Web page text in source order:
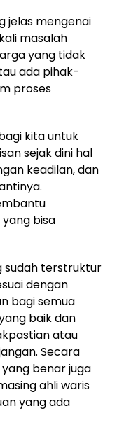
jelas mengenai
masalah
yang tidak
ada pihak-
proses
kita untuk
sejak dini hal
keadilan, dan
bisa
sudah terstruktur
dengan
bagi semua
baik dan
atau
Secara
benar juga
ahli waris
yang ada